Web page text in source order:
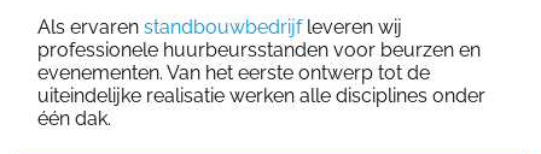
Als ervaren standbouwbedrijfleveren wij
professionele huurbeursstanden voor beurzen en
evenementen. Van het eerste ontwerp tot de
uiteindelijke realisatie werken alle disciplines onder
één dak.